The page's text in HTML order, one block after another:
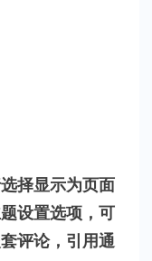
择显示为页面
设置选项，可
评论，引用通